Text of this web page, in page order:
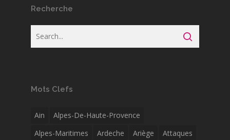
Recherche
Mots Clefs
Ain
Alpes-De-Haute-Provence
Alpes-Maritimes
Ardeche Ariège
Attaques